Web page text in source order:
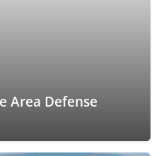
Area Defense